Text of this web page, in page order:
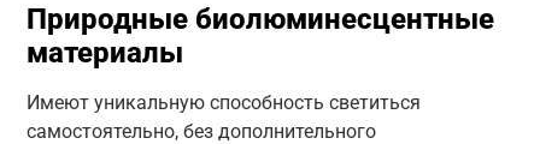
Природные биолюминесцентные
материалы
Имеют уникальную способность светиться
самостоятельно, без дополнительного